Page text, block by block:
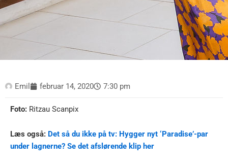
Emil februar 14, 2020 7:30 pm
Foto: Ritzau Scanpix
Læs også: Det så du ikke på tv: Hygger nyt ‘Paradise’-par
under lagnerne? Se det afslørende klip her